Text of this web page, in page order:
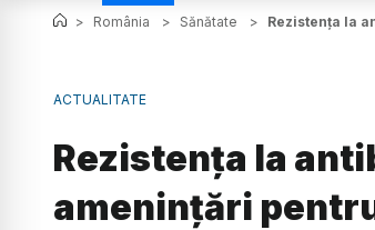
> România > Sănătate > Rezistența la
ACTUALITATE
Rezistența la
amenințări